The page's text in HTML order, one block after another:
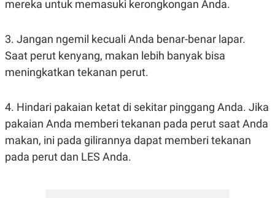
mereka untuk memasuki kerongkongan Anda.
3. Jangan ngemil kecuali Anda benar-benar lapar.
Saat perut kenyang, makan lebih banyak bisa
meningkatkan tekanan perut.
4. Hindari pakaian ketat di sekitar pinggang Anda. Jika
pakaian Anda memberi tekanan pada perut saat Anda
makan, ini pada gilirannya dapat memberi tekanan
pada perut dan LES Anda.